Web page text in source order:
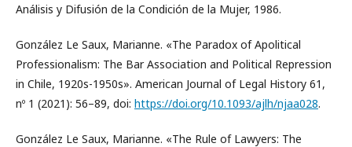
Análisis y Difusión de la Condición de la Mujer, 1986.
González Le Saux, Marianne. «The Paradox of Apolitical
Professionalism: The Bar Association and Political Repression
in Chile, 1920s-1950s». American Journal of Legal History 61,
nº 1 (2021): 56–89, doi: https://doi.org/10.1093/ajlh/njaa028.
González Le Saux, Marianne. «The Rule of Lawyers: The